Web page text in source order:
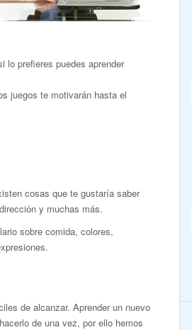
lo prefieres puedes aprender
juegos te motivarán hasta el
cosas que te gustaría saber
y muchas más.
sobre comida, colores,
de alcanzar. Aprender un nuevo
de una vez, por ello hemos